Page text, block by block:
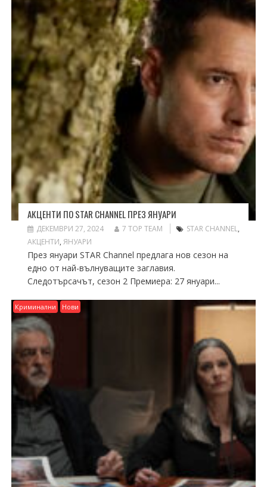
АКЦЕНТИ ПО STAR CHANNEL ПРЕЗ ЯНУАРИ
ДЕКЕМВРИ 27, 2024 7 TOP TEAM STAR CHANNEL,
АКЦЕНТИ, ЯНУАРИ
През януари STAR Channel предлага нов сезон на
едно от най-вълнуващите заглавия.
Следотърсачът, сезон 2 Премиера: 27 януари...
Криминални Нови